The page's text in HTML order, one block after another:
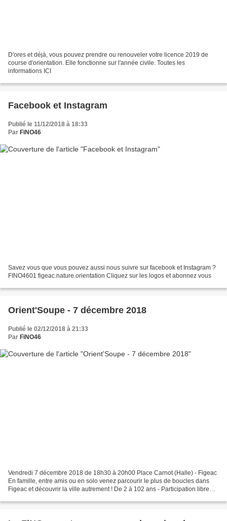
D'ores et déjà, vous pouvez prendre ou renouveler votre licence 2019 de
course d'orientation. Elle fonctionne sur l'année civile. Toutes les
informations ICI
Facebook et Instagram
Publié le 11/12/2018 à 18:33
Par FiNO46
Savez vous que vous pouvez aussi nous suivre sur facebook et Instagram ?
FINO4601 figeac.nature.orientation Cliquez sur les logos et abonnez vous
Orient'Soupe - 7 décembre 2018
Publié le 02/12/2018 à 21:33
Par FiNO46
Vendredi 7 décembre 2018 de 18h30 à 20h00 Place Carnot (Halle) - Figeac
En famille, entre amis ou en solo venez parcourir le plus de boucles dans
Figeac et découvrir la ville autrement ! De 2 à 102 ans - Participation libre